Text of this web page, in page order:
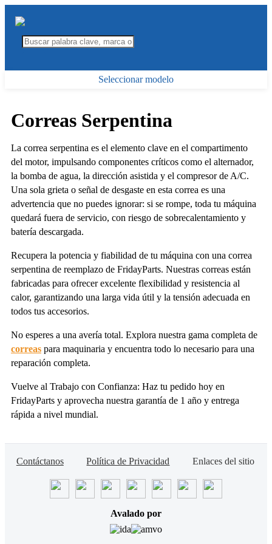
Seleccionar modelo
Correas Serpentina
La correa serpentina es el elemento clave en el compartimento
del motor, impulsando componentes críticos como el alternador,
la bomba de agua, la dirección asistida y el compresor de A/C.
Una sola grieta o señal de desgaste en esta correa es una
advertencia que no puedes ignorar: si se rompe, toda tu máquina
quedará fuera de servicio, con riesgo de sobrecalentamiento y
batería descargada.
Recupera la potencia y fiabilidad de tu máquina con una correa
serpentina de reemplazo de FridayParts. Nuestras correas están
fabricadas para ofrecer excelente flexibilidad y resistencia al
calor, garantizando una larga vida útil y la tensión adecuada en
todos tus accesorios.
No esperes a una avería total. Explora nuestra gama completa de
correas para maquinaria y encuentra todo lo necesario para una
reparación completa.
Vuelve al Trabajo con Confianza: Haz tu pedido hoy en
FridayParts y aprovecha nuestra garantía de 1 año y entrega
rápida a nivel mundial.
Contáctanos Política de Privacidad Enlaces del sitio
Avalado por